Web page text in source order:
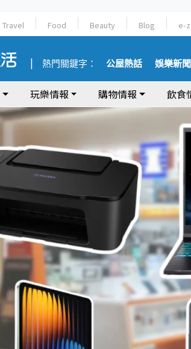
Travel Food Beauty Blog e-
熱門關鍵字： 公屋熱話 娛樂新聞
玩樂情報 購物情報 飲食